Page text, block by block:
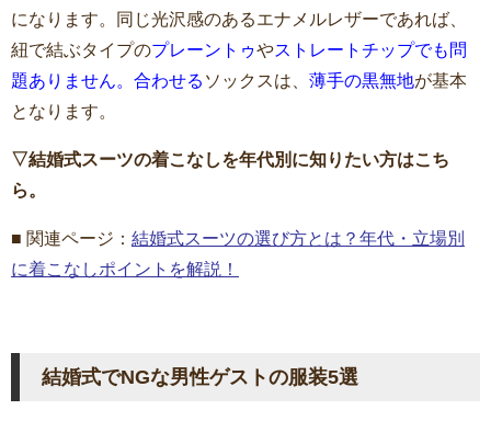
になります。同じ光沢感のあるエナメルレザーであれば、
紐で結ぶタイプのプレーントゥやストレートチップでも問
題ありません。合わせる ソックスは、 薄手の黒無地が基本
となります。
▽結婚式スーツの着こなしを年代別に知りたい方はこち
ら。
■ 関連ページ： 結婚式スーツの選び方とは？年代・立場別
に着こなしポイントを解説！
結婚式でNGな男性ゲストの服装5選